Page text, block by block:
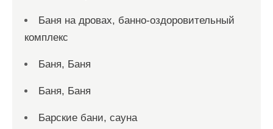
Баня на дровах, банно-оздоровительный
комплекс
Баня, Баня
Баня, Баня
Барские бани, сауна